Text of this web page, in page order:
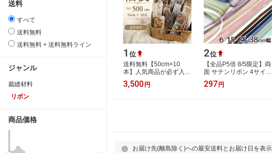
送料
すべて
送料無料
送料無料 + 送料無料ライン
ジャンル
裁縫材料
リボン
商品価格
1 位
送料無料【50cm×10
本】人気商品が必ず入る
インド刺繍リボンの福袋
アソートパック 詰め合
3,500 円
2位
【全品P5倍 8/5限定】両
面 サテンリボン 4サイズ
全16色 ■ 6mm 15mm
25mm 38mm mymama
297 円
お届け先(離島除く)への最安送料とお届け日を表